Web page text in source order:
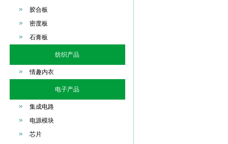
胶合板
密度板
石膏板
纺织产品
情趣内衣
电子产品
集成电路
电源模块
芯片